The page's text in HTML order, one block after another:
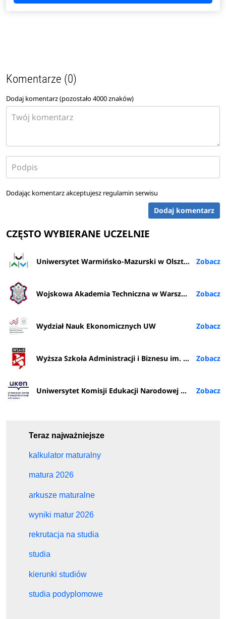
Komentarze (0)
Dodaj komentarz (pozostało4000znaków)
Dodając komentarz akceptujesz regulamin serwisu
Dodaj komentarz
CZĘSTO WYBIERANE UCZELNIE
Uniwersytet Warmińsko-Mazurski w Olsztynie
Wojskowa Akademia Techniczna w Warszawie
Wydział Nauk Ekonomicznych UW
Wyższa Szkoła Administracji i Biznesu im. E. Kwiatkowskiego w Gdyni
Uniwersytet Komisji Edukacji Narodowej w Krakowie
Teraz najważniejsze
kalkulator maturalny
matura 2026
arkusze maturalne
wyniki matur 2026
rekrutacja na studia
studia
kierunki studiów
studia podyplomowe